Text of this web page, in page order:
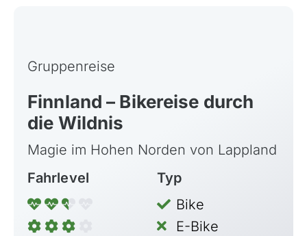
Gruppenreise
Finnland – Bikereise durch
die Wildnis
Magie im Hohen Norden von Lappland
Fahrlevel
Typ
Bike
E-Bike
Italien
Madeira, Portugal
Norwegen
Österreich
Polen, Masuren
Portugal
Sardinien, Italien